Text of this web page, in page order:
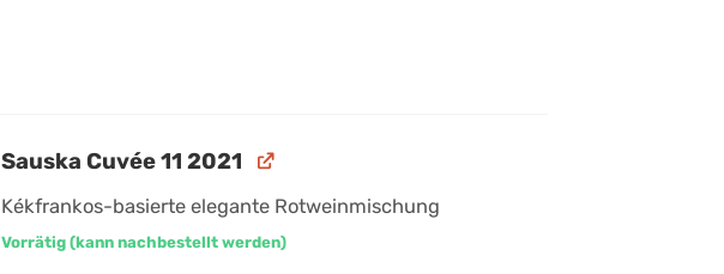
Sauska Cuvée 11 2021
Kékfrankos-basierte elegante Rotweinmischung
Vorrätig (kann nachbestellt werden)